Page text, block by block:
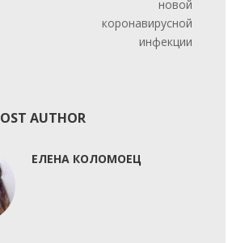
новой
коронавирусной
инфекции
AUTHOR
ЕЛЕНА КОЛОМОЕЦ